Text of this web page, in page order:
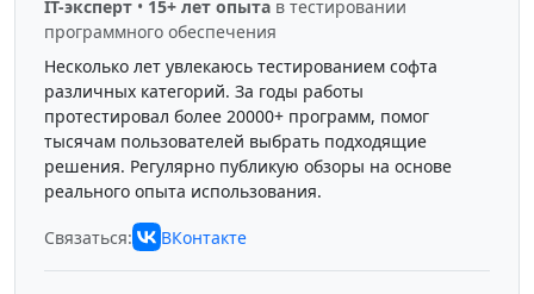
IT-эксперт • 15+ лет опыта в тестировании
программного обеспечения
Несколько лет увлекаюсь тестированием софта
различных категорий. За годы работы
протестировал более 20000+ программ, помог
тысячам пользователей выбрать подходящие
решения. Регулярно публикую обзоры на основе
реального опыта использования.
Связаться: ВКонтакте